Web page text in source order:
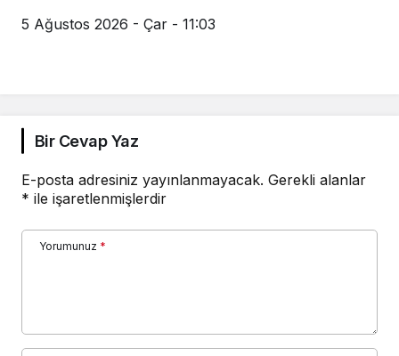
5 Ağustos 2026 - Çar - 11:03
Bir Cevap Yaz
E-posta adresiniz yayınlanmayacak. Gerekli alanlar
* ile işaretlenmişlerdir
Yorumunuz *